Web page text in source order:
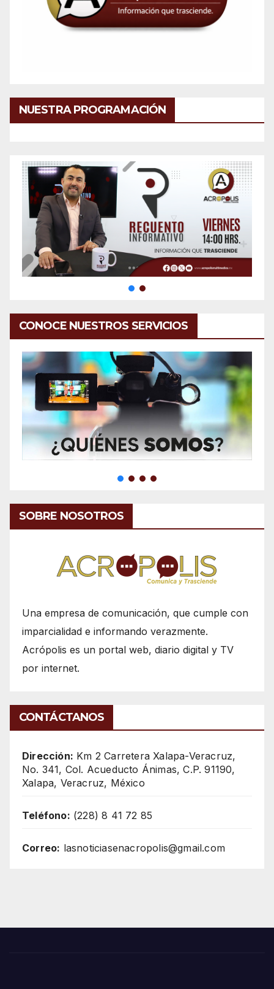
NUESTRA PROGRAMACIÓN
CONOCE NUESTROS SERVICIOS
SOBRE NOSOTROS
Una empresa de comunicación, que cumple con
imparcialidad e informando verazmente.
Acrópolis es un portal web, diario digital y TV
por internet.
CONTÁCTANOS
Dirección: Km 2 Carretera Xalapa-Veracruz,
No. 341, Col. Acueducto Ánimas, C.P. 91190,
Xalapa, Veracruz, México
Teléfono: (228) 8 41 72 85
Correo: lasnoticiasenacropolis@gmail.com